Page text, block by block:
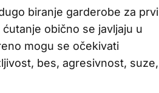
biranje garderobe za prvi
obično se javljaju u
mogu se očekivati
bes, agresivnost, suze,